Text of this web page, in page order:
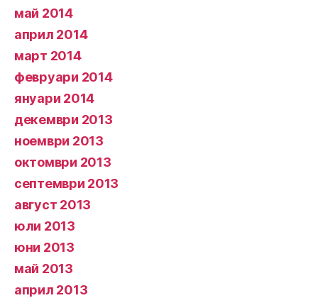
май 2014
април 2014
март 2014
февруари 2014
януари 2014
декември 2013
ноември 2013
октомври 2013
септември 2013
август 2013
юли 2013
юни 2013
май 2013
април 2013